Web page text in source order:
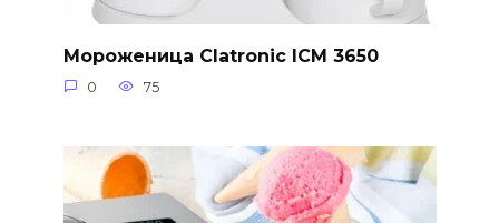
Мороженица Clatronic ICM 3650
0 75